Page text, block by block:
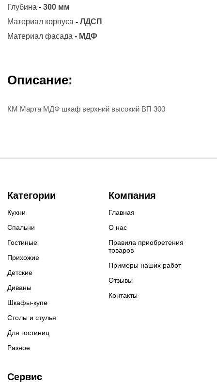
Глубина - 300 мм
Материал корпуса - ЛДСП
Материал фасада - МДФ
Описание:
КМ Марта МДФ шкаф верхний высокий ВП 300
Категории
Кухни
Спальни
Гостиные
Прихожие
Детские
Диваны
Шкафы-купе
Столы и стулья
Для гостиниц
Разное
Компания
Главная
О нас
Правила приобретения
товаров
Примеры наших работ
Отзывы
Контакты
Сервис